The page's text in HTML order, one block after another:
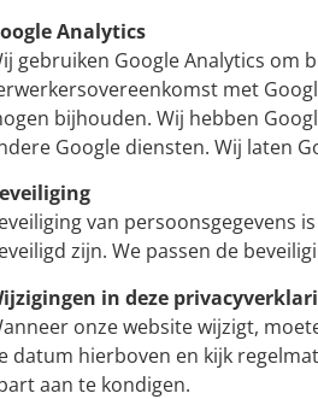
Analytics
gebruiken Google Analytics om
met
bijhouden. Wij hebben
Google diensten. Wij laten
van persoonsgegevens
zijn. We passen de
in deze
onze website wijzigt,
datum hierboven en kijk
aan te kondigen.